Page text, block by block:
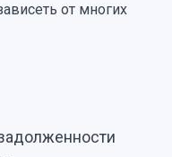
от многих